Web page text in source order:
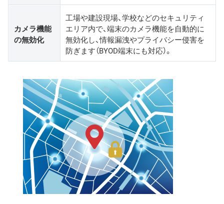
カメラ機能
の無効化
工場や建設現場、学校などのセキュリティ
エリア内で、端末のカメラ機能を自動的に
無効化し、情報漏洩やプライバシー侵害を
防ぎます（BYOD端末にも対応）。